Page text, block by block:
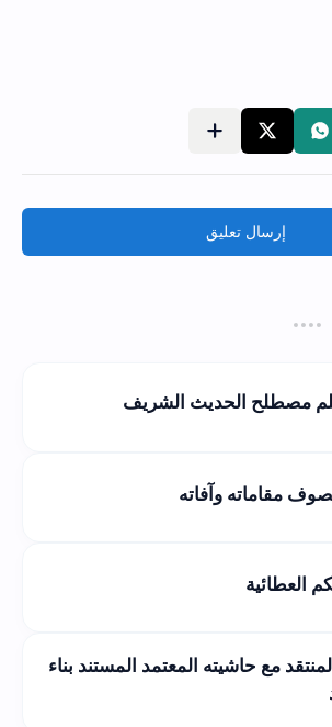
إرسال تعليق
مصطلح الحديث الشريف
مقاماته وآفاته
العطائية
مع حاشيته المعتمد المستند بناء